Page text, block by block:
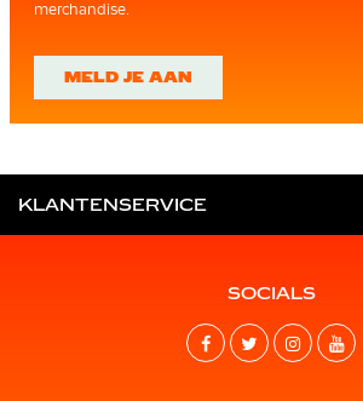
merchandise.
MELD JE AAN
KLANTENSERVICE
SOCIALS